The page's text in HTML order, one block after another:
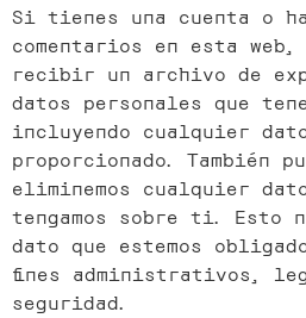
Si tienes una cuenta o
comentarios en esta
recibir un archivo de
datos personales que
incluyendo cualquier
proporcionado. También
eliminemos cualquier
tengamos sobre ti. Esto
dato que estemos
fines administrativos,
seguridad.